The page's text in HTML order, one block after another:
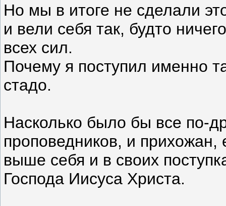
Но мы в итоге не сделали
и вели себя так, будто
всех сил.
Почему я поступил именно
стадо.
Насколько было бы все по-
проповедников, и
выше себя и в своих
Господа Иисуса Христа.